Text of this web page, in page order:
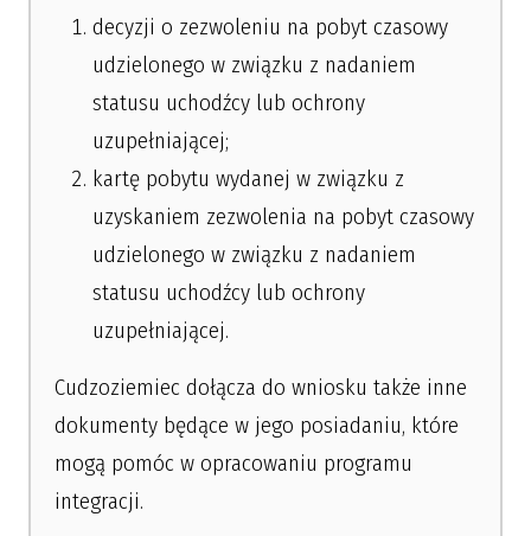
decyzji o zezwoleniu na pobyt czasowy
udzielonego w związku z nadaniem
statusu uchodźcy lub ochrony
uzupełniającej;
kartę pobytu wydanej w związku z
uzyskaniem zezwolenia na pobyt czasowy
udzielonego w związku z nadaniem
statusu uchodźcy lub ochrony
uzupełniającej.
Cudzoziemiec dołącza do wniosku także inne
dokumenty będące w jego posiadaniu, które
mogą pomóc w opracowaniu programu
integracji.